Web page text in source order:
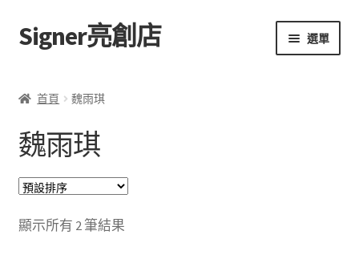
跳
至
覽
跳
至
要
容
Signer亮創店 選單
學校選書（小學）
首頁 魏雨琪
魏雨琪
顯示所有 2 筆結果